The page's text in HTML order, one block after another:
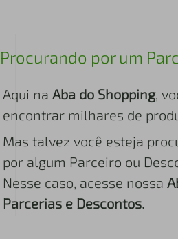
Procurando por um
Aqui na Aba do Shopping,
encontrar milhares de
Mas talvez você esteja
por algum Parceiro ou
Nesse caso, acesse nossa
Parcerias e Descontos.